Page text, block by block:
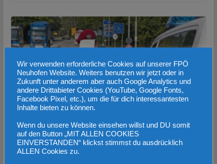
Substanzlose Absichtserklärungen in
Brüssel halten keinen einzigen illegalen
Wir verwenden erforderliche Cookies auf unserer FPÖ
Neuhofen Website. Weiters benutzen wir jetzt oder in
Zukunft unter anderem aber auch Google Analytics und
andere Drittabieter Cookies (YouTube, Google Fonts,
Facebook Pixel, etc.), um die für dich interessantesten
Inhalte bieten zu können.
Wenn du unsere Website einsehen willst und DU somit
auf den Button „MIT ALLEN COOKIES
EINVERSTANDEN“ klickst stimmst du ausdrücklich
ALLEN Cookies zu.